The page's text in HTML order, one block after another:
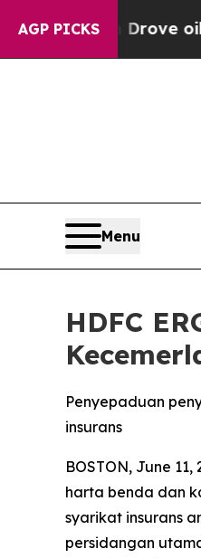
AGP PICKS
Drove oil Prices
Menu
HDFC
Penyepaduan
insurans
BOSTON, June 11,
harta benda dan
syarikat insurans
persidangan